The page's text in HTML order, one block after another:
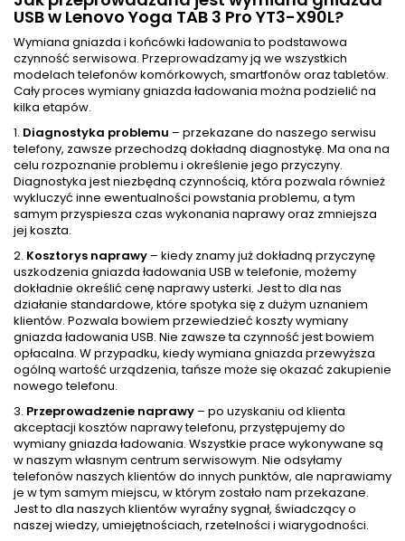
USB w Lenovo Yoga TAB 3 Pro YT3-X90L?
Wymiana gniazda i końcówki ładowania to podstawowa
czynność serwisowa. Przeprowadzamy ją we wszystkich
modelach telefonów komórkowych, smartfonów oraz tabletów.
Cały proces wymiany gniazda ładowania można podzielić na
kilka etapów.
1. Diagnostyka problemu – przekazane do naszego serwisu
telefony, zawsze przechodzą dokładną diagnostykę. Ma ona na
celu rozpoznanie problemu i określenie jego przyczyny.
Diagnostyka jest niezbędną czynnością, która pozwala również
wykluczyć inne ewentualności powstania problemu, a tym
samym przyspiesza czas wykonania naprawy oraz zmniejsza
jej koszta.
2. Kosztorys naprawy – kiedy znamy już dokładną przyczynę
uszkodzenia gniazda ładowania USB w telefonie, możemy
dokładnie określić cenę naprawy usterki. Jest to dla nas
działanie standardowe, które spotyka się z dużym uznaniem
klientów. Pozwala bowiem przewiedzieć koszty wymiany
gniazda ładowania USB. Nie zawsze ta czynność jest bowiem
opłacalna. W przypadku, kiedy wymiana gniazda przewyższa
ogólną wartość urządzenia, tańsze może się okazać zakupienie
nowego telefonu.
3. Przeprowadzenie naprawy – po uzyskaniu od klienta
akceptacji kosztów naprawy telefonu, przystępujemy do
wymiany gniazda ładowania. Wszystkie prace wykonywane są
w naszym własnym centrum serwisowym. Nie odsyłamy
telefonów naszych klientów do innych punktów, ale naprawiamy
je w tym samym miejscu, w którym zostało nam przekazane.
Jest to dla naszych klientów wyraźny sygnał, świadczący o
naszej wiedzy, umiejętnościach, rzetelności i wiarygodności.